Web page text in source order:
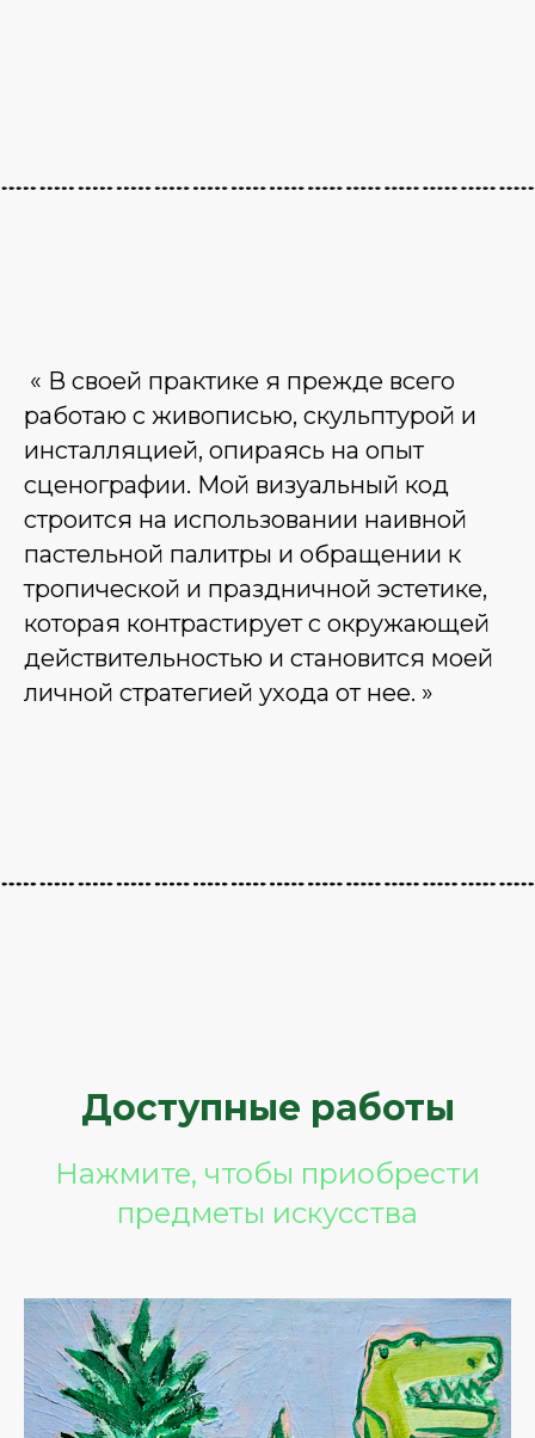
« В своей практике я прежде всего
работаю с живописью, скульптурой и
инсталляцией, опираясь на опыт
сценографии. Мой визуальный код
строится на использовании наивной
пастельной палитры и обращении к
тропической и праздничной эстетике,
которая контрастирует с окружающей
действительностью и становится моей
личной стратегией ухода от нее. »
Доступные работы
Нажмите, чтобы приобрести
предметы искусства